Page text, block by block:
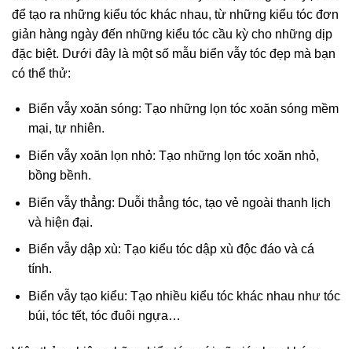
để tạo ra những kiểu tóc khác nhau, từ những kiểu tóc đơn
giản hàng ngày đến những kiểu tóc cầu kỳ cho những dịp
đặc biệt. Dưới đây là một số mẫu biển vẫy tóc đẹp mà bạn
có thể thử:
Biển vẫy xoăn sóng: Tạo những lọn tóc xoăn sóng mềm
mại, tự nhiên.
Biển vẫy xoăn lọn nhỏ: Tạo những lọn tóc xoăn nhỏ,
bồng bềnh.
Biển vẫy thẳng: Duỗi thẳng tóc, tạo vẻ ngoài thanh lịch
và hiện đại.
Biển vẫy dập xù: Tạo kiểu tóc dập xù độc đáo và cá
tính.
Biển vẫy tạo kiểu: Tạo nhiều kiểu tóc khác nhau như tóc
búi, tóc tết, tóc đuôi ngựa…